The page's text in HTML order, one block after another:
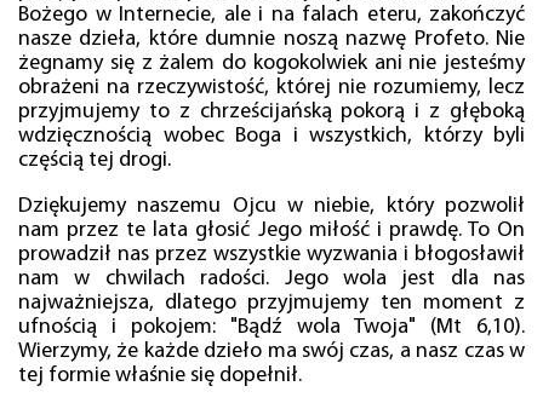
Bożego w Internecie, ale i na falach eteru, zakończyć
nasze dzieła, które dumnie noszą nazwę Profeto. Nie
żegnamy się z żalem do kogokolwiek ani nie jesteśmy
obrażeni na rzeczywistość, której nie rozumiemy, lecz
przyjmujemy to z chrześcijańską pokorą i z głęboką
wdzięcznością wobec Boga i wszystkich, którzy byli
częścią tej drogi.
Dziękujemy naszemu Ojcu w niebie, który pozwolił
nam przez te lata głosić Jego miłość i prawdę. To On
prowadził nas przez wszystkie wyzwania i błogosławił
nam w chwilach radości. Jego wola jest dla nas
najważniejsza, dlatego przyjmujemy ten moment z
ufnością i pokojem: "Bądź wola Twoja" (Mt 6,10).
Wierzymy, że każde dzieło ma swój czas, a nasz czas w
tej formie właśnie się dopełnił.